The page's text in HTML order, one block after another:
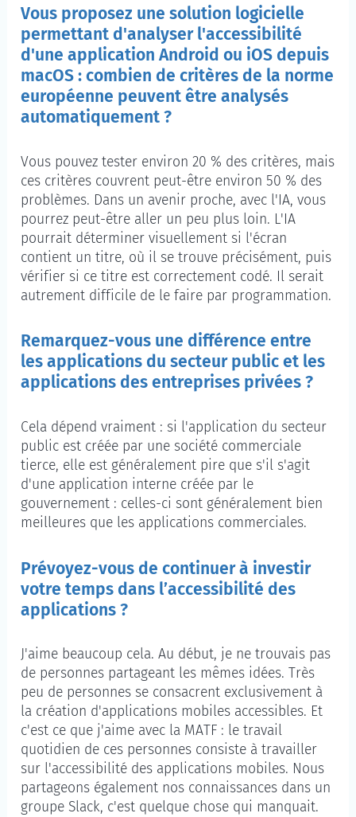
Vous proposez une solution logicielle
permettant d'analyser l'accessibilité
d'une application Android ou iOS depuis
macOS : combien de critères de la norme
européenne peuvent être analysés
automatiquement ?
Vous pouvez tester environ 20 % des critères, mais
ces critères couvrent peut-être environ 50 % des
problèmes. Dans un avenir proche, avec l'IA, vous
pourrez peut-être aller un peu plus loin. L'IA
pourrait déterminer visuellement si l'écran
contient un titre, où il se trouve précisément, puis
vérifier si ce titre est correctement codé. Il serait
autrement difficile de le faire par programmation.
Remarquez-vous une différence entre
les applications du secteur public et les
applications des entreprises privées ?
Cela dépend vraiment : si l'application du secteur
public est créée par une société commerciale
tierce, elle est généralement pire que s'il s'agit
d'une application interne créée par le
gouvernement : celles-ci sont généralement bien
meilleures que les applications commerciales.
Prévoyez-vous de continuer à investir
votre temps dans l’accessibilité des
applications ?
J'aime beaucoup cela. Au début, je ne trouvais pas
de personnes partageant les mêmes idées. Très
peu de personnes se consacrent exclusivement à
la création d'applications mobiles accessibles. Et
c'est ce que j'aime avec la MATF : le travail
quotidien de ces personnes consiste à travailler
sur l'accessibilité des applications mobiles. Nous
partageons également nos connaissances dans un
groupe Slack, c'est quelque chose qui manquait.